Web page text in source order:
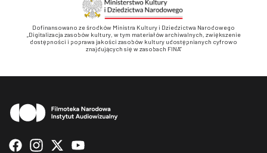
Dofinansowano ze środków Ministra Kultury i Dziedzictwa Narodowego
„Digitalizacja zasobów kultury, w tym materiałów archiwalnych, zwiększenie
dostępności i poprawa jakości zasobów kultury udostępnianych cyfrowo
znajdujących się w zasobach FINA”